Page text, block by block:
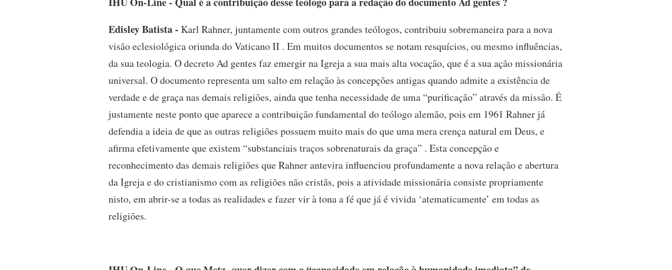
Edisley Batista - Karl Rahner, juntamente com outros grandes teólogos, contribuiu sobremaneira para a nova
visão eclesiológica oriunda do Vaticano II . Em muitos documentos se notam resquícios, ou mesmo influências,
da sua teologia. O decreto Ad gentes faz emergir na Igreja a sua mais alta vocação, que é a sua ação missionária
universal. O documento representa um salto em relação às concepções antigas quando admite a existência de
verdade e de graça nas demais religiões, ainda que tenha necessidade de uma “purificação” através da missão. É
justamente neste ponto que aparece a contribuição fundamental do teólogo alemão, pois em 1961 Rahner já
defendia a ideia de que as outras religiões possuem muito mais do que uma mera crença natural em Deus, e
afirma efetivamente que existem “substanciais traços sobrenaturais da graça” . Esta concepção e
reconhecimento das demais religiões que Rahner antevira influenciou profundamente a nova relação e abertura
da Igreja e do cristianismo com as religiões não cristãs, pois a atividade missionária consiste propriamente
nisto, em abrir-se a todas as realidades e fazer vir à tona a fé que já é vivida ‘atematicamente’ em todas as
religiões.